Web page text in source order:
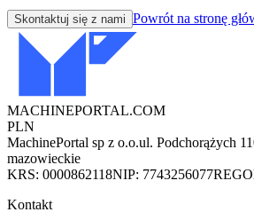
Skontaktuj się z nami Powrót na stronę
MACHINEPORTAL.COM
PLN
MachinePortal sp z o.o.ul. Podchorążych 11
mazowieckie
KRS: 0000862118NIP: 7743256077
Kontakt